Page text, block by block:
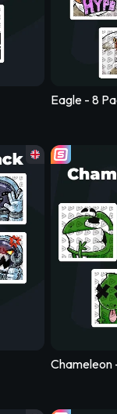
Devil - 5 Pack
Frog
Eagle - 8
Chameleon